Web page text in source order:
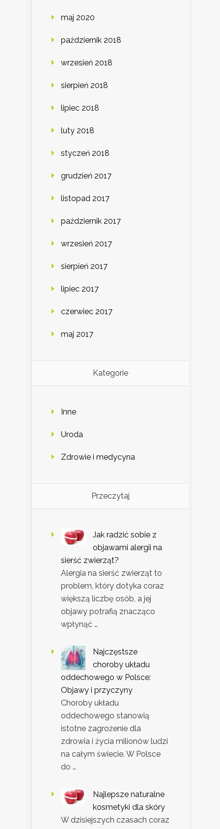
maj 2020
październik 2018
wrzesień 2018
sierpień 2018
lipiec 2018
luty 2018
styczeń 2018
grudzień 2017
listopad 2017
październik 2017
wrzesień 2017
sierpień 2017
lipiec 2017
czerwiec 2017
maj 2017
Kategorie
Inne
Uroda
Zdrowie i medycyna
Przeczytaj
Jak radzić sobie z
objawami alergii na
sierść zwierząt?
Alergia na sierść zwierząt to
problem, który dotyka coraz
większą liczbę osób, a jej
objawy potrafią znacząco
wpłynąć …
Najczęstsze
choroby układu
oddechowego w Polsce:
Objawy i przyczyny
Choroby układu
oddechowego stanowią
istotne zagrożenie dla
zdrowia i życia milionów ludzi
na całym świecie. W Polsce
do …
Najlepsze naturalne
kosmetyki dla skóry
W dzisiejszych czasach coraz